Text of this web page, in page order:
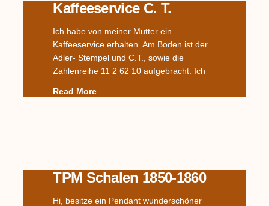
Kaffeeservice C. T.
Ich habe von meiner Mutter ein
Kaffeeservice erhalten. Am Boden ist der
Adler- Stempel und C.T., sowie die
Zahlenreihe 11 2 62 10 aufgebracht. Ich
Read More
TPM Schalen 1850-1860
Hi, besitze ein Pendant wunderschöner